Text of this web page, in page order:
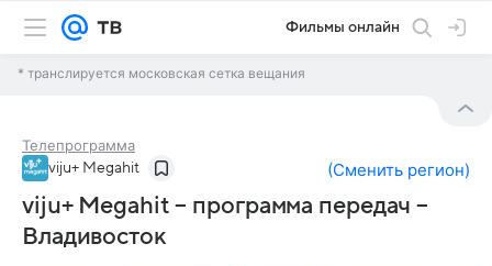
Фильмы онлайн
* транслируется московская сетка вещания
Телепрограмма
viju+ Megahit (Сменить регион)
viju+ Megahit – программа передач –
Владивосток